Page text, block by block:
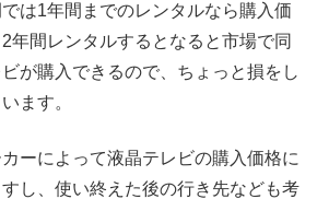
では1年間までのレンタルなら購入価
年間レンタルするとなると市場で同
が購入できるので、ちょっと損をし
ます。
ーによって液晶テレビの購入価格に
し、使い終えた後の行き先なども考